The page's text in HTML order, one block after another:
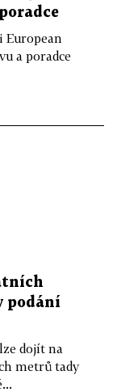
European
a poradce
podání
dojít na
metrů tady